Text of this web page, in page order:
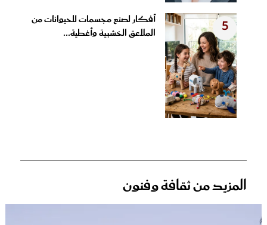
5
أفكار لصنع مجسمات للحيوانات من
الملاعق الخشبية وأغطية...
المزيد من ثقافة وفنون